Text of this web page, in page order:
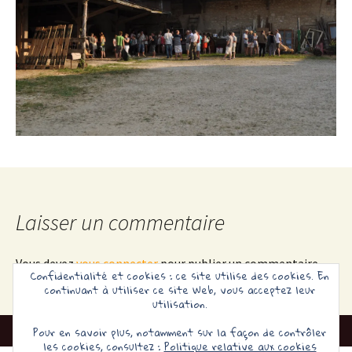
Laisser un commentaire
Vous devezvous connecterpour publier un commentaire.
Confidentialité et cookies : ce site utilise des cookies. En
continuant à utiliser ce site Web, vous acceptez leur
utilisation.
Pour en savoir plus, notamment sur la façon de contrôler
les cookies, consultez :Politique relative aux cookies